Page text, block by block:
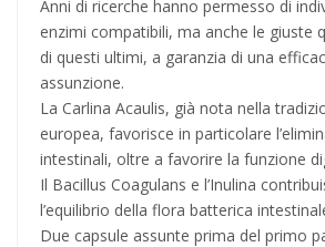
Anni di ricerche hanno permesso di
enzimi compatibili, ma anche le giuste
di questi ultimi, a garanzia di una
assunzione.
La Carlina Acaulis, già nota nella
europea, favorisce in particolare
intestinali, oltre a favorire la funzione
Il Bacillus Coagulans e l’Inulina
l’equilibrio della flora batterica
Due capsule assunte prima del primo